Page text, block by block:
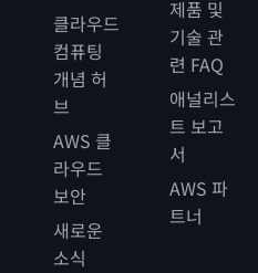
클라우드
컴퓨팅
개념 허
브
AWS 클
라우드
보안
새로운
소식
제품 및
기술 관
련 FAQ
애널리스
트 보고
서
AWS 파
트너